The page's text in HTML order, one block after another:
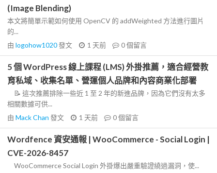
(Image Blending)
本文將簡單示範如何使用 OpenCV 的 addWeighted 方法進行圖片
的...
由 logohow1020發文 1 天前 0個留言
5 個 WordPress 線上課程 (LMS) 外掛推薦，適合經營教
育私域、收集名單、營運個人品牌和內容商業化部署
📝 這次推薦排除一些近 1 至 2 年的新進品牌，因為它們沒有太多
相關數據可供...
由 Mack Chan 發文 1 天前 0個留言
Wordfence 資安通報 | WooCommerce - Social Login |
CVE-2026-8457
WooCommerce Social Login 外掛爆出嚴重驗證繞過漏洞，使...